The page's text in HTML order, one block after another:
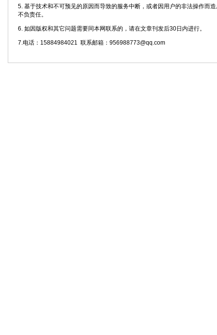
5. 基于技术和不可预见的原因而导致的服务中断，或者因用户的非法操作而
不负责任。
6. 如因版权和其它问题需要同本网联系的，请在文章刊发后30日内进行。
7.电话：15884984021 联系邮箱：956988773@qq.com